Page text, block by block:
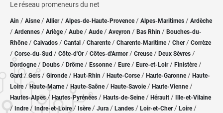
Le réseau promeneurs du net
Ain / Aisne/ Allier/ Alpes-de-Haute-Provence / Alpes-Maritimes / Ardèche
/ Ardennes / Ariège/ Aube/ Aude / Aveyron / Bas Rhin / Bouches-du-
Rhône/ Calvados / Cantal / Charente / Charente-Maritime/ Cher / Corrèze
/ Corse-du-Sud / Côte-d'Or / Côtes-d'Armor/ Creuse/ Deux Sèvres /
Dordogne/ Doubs / Drôme/ Essonne / Eure/ Eure-et-Loir / Finistère/
Gard/Gers / Gironde/ Haut-Rhin / Haute-Corse/ Haute-Garonne/ Haute-
Loire/Haute-Marne/ Haute-Saône/ Haute-Savoie/ Haute-Vienne/
Hautes-Alpes/ Hautes-Pyrénées / Hauts-de-Seine/ Hérault / Ille-et-Vilaine
/ Indre/ Indre-et-Loire/ Isère/ Jura / Landes / Loir-et-Cher/ Loire/